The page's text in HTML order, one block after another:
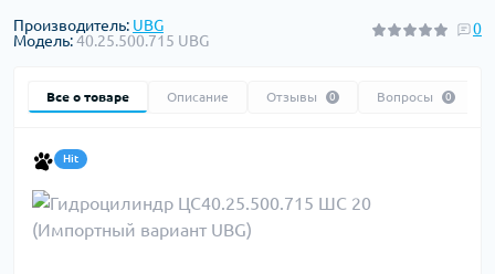
Производитель: UBG
Модель:40.25.500.715 UBG
0
Все о товаре Описание Отзывы 0 Вопросы 0
Hit